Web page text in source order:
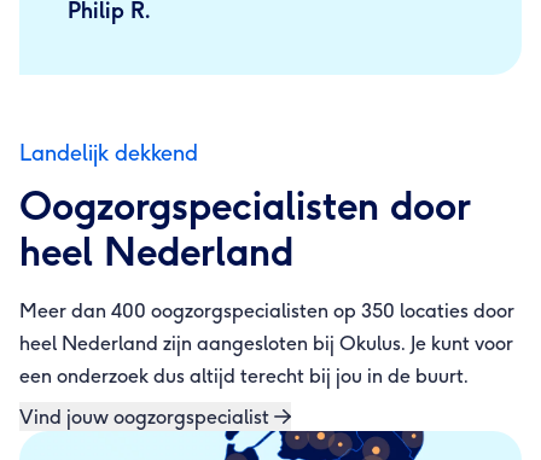
Philip R.
Landelijk dekkend
Oogzorgspecialisten door
heel Nederland
Meer dan 400 oogzorgspecialisten op 350 locaties door
heel Nederland zijn aangesloten bij Okulus. Je kunt voor
een onderzoek dus altijd terecht bij jou in de buurt.
Vind jouw oogzorgspecialist